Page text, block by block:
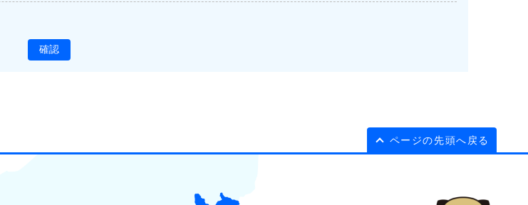
確認
ページの先頭へ戻る